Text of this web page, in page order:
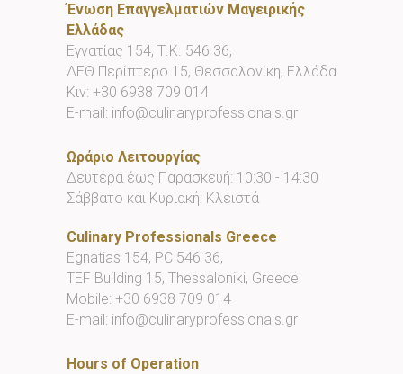
Ένωση Επαγγελματιών Μαγειρικής
Ελλάδας
Εγνατίας 154, Τ.Κ. 546 36,
ΔΕΘ Περίπτερο 15, Θεσσαλονίκη, Ελλάδα
Κιν: +30 6938 709 014
E-mail: info@culinaryprofessionals.gr
Ωράριο Λειτουργίας
Δευτέρα έως Παρασκευή: 10:30 - 14:30
Σάββατο και Κυριακή: Κλειστά
Culinary Professionals Greece
Egnatias 154, PC 546 36,
TEF Building 15, Thessaloniki, Greece
Mobile: +30 6938 709 014
E-mail: info@culinaryprofessionals.gr
Hours of Operation